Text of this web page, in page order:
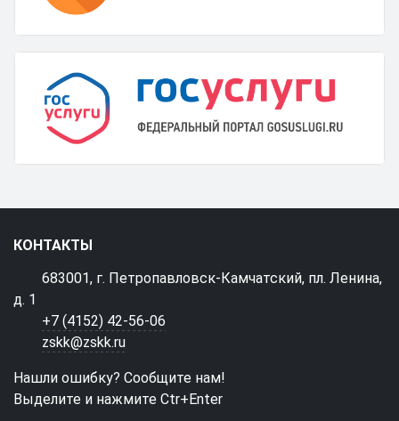
КОНТАКТЫ
683001, г. Петропавловск-Камчатский, пл. Ленина,
д. 1
+7 (4152) 42-56-06
zskk@zskk.ru
Нашли ошибку? Сообщите нам!
Выделите и нажмите Ctr+Enter